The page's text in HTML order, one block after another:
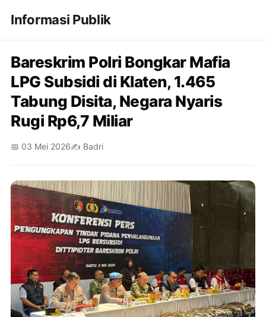
Informasi Publik
Bareskrim Polri Bongkar Mafia
LPG Subsidi di Klaten, 1.465
Tabung Disita, Negara Nyaris
Rugi Rp6,7 Miliar
📅 03 Mei 2026✍️ Badri